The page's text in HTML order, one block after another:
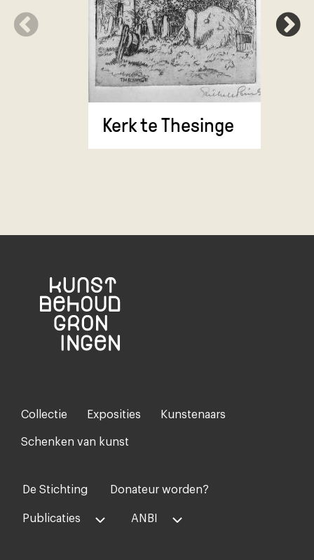
Kerk te Thesinge
Footer-
menu
Collectie Exposities Kunstenaars
Schenken van kunst
Voet
midden
De Stichting Donateur worden?
Publicaties ANBI